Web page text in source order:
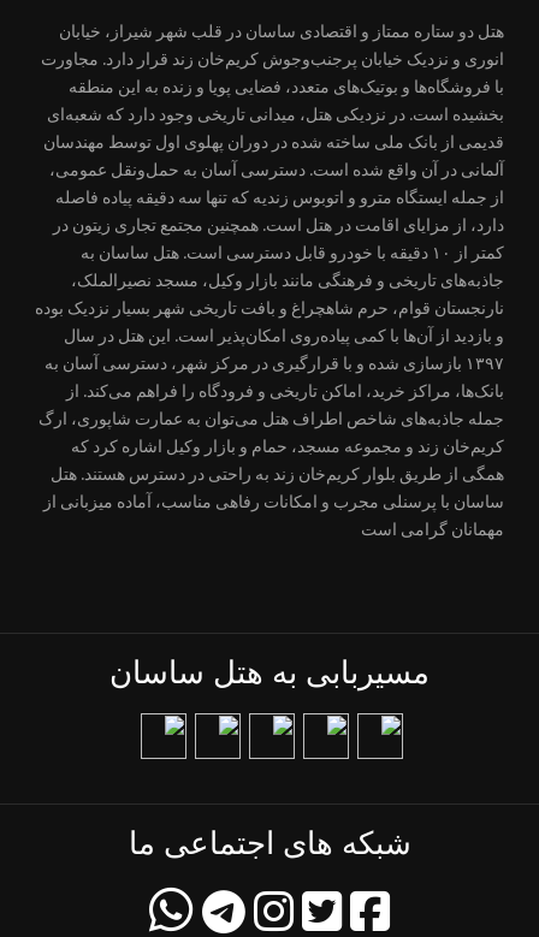
هتل دو ستاره ممتاز و اقتصادی ساسان در قلب شهر شیراز، خیابان
انوری و نزدیک خیابان پرجنب‌وجوش کریم‌خان زند قرار دارد. مجاورت
با فروشگاه‌ها و بوتیک‌های متعدد، فضایی پویا و زنده به این منطقه
بخشیده است. در نزدیکی هتل، میدانی تاریخی وجود دارد که شعبه‌ای
قدیمی از بانک ملی ساخته شده در دوران پهلوی اول توسط مهندسان
آلمانی در آن واقع شده است. دسترسی آسان به حمل‌ونقل عمومی،
از جمله ایستگاه مترو و اتوبوس زندیه که تنها سه دقیقه پیاده فاصله
دارد، از مزایای اقامت در هتل است. همچنین مجتمع تجاری زیتون در
کمتر از ۱۰ دقیقه با خودرو قابل دسترسی است. هتل ساسان به
جاذبه‌های تاریخی و فرهنگی مانند بازار وکیل، مسجد نصیرالملک،
نارنجستان قوام، حرم شاهچراغ و بافت تاریخی شهر بسیار نزدیک بوده
و بازدید از آن‌ها با کمی پیاده‌روی امکان‌پذیر است. این هتل در سال
۱۳۹۷ بازسازی شده و با قرارگیری در مرکز شهر، دسترسی آسان به
بانک‌ها، مراکز خرید، اماکن تاریخی و فرودگاه را فراهم می‌کند. از
جمله جاذبه‌های شاخص اطراف هتل می‌توان به عمارت شاپوری، ارگ
کریم‌خان زند و مجموعه مسجد، حمام و بازار وکیل اشاره کرد که
همگی از طریق بلوار کریم‌خان زند به راحتی در دسترس هستند. هتل
ساسان با پرسنلی مجرب و امکانات رفاهی مناسب، آماده میزبانی از
مهمانان گرامی است
مسیربابی به هتل ساسان
شبکه های اجتماعی ما